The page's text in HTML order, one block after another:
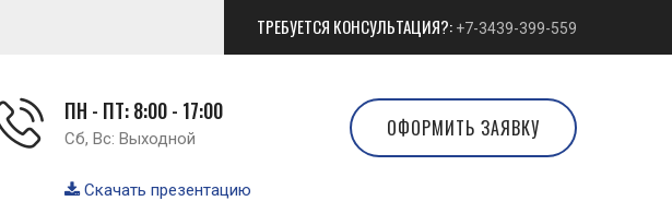
ТРЕБУЕТСЯ КОНСУЛЬТАЦИЯ?: +7-3439-399-559
ПН - ПТ: 8:00 - 17:00
Сб, Вс: Выходной
Скачать презентацию
ОФОРМИТЬ ЗАЯВКУ